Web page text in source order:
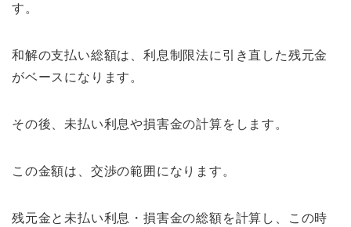
す。
和解の支払い総額は、利息制限法に引き直した残元金
がベースになります。
その後、未払い利息や損害金の計算をします。
この金額は、交渉の範囲になります。
残元金と未払い利息・損害金の総額を計算し、この時